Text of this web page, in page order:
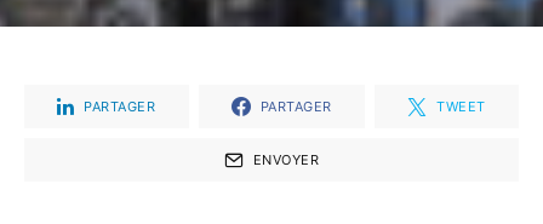
PARTAGER PARTAGER TWEET
ENVOYER